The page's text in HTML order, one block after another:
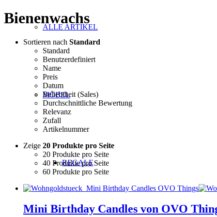
ALLE ARTIKEL
MÖBEL
REGALE
Bienenwachs
Sortieren nach Standard
Standard
Benutzerdefiniert
Name
Preis
Datum
Beliebtheit (Sales)
Durchschnittliche Bewertung
Relevanz
Zufall
Artikelnummer
Zeige 20 Produkte pro Seite
20 Produkte pro Seite
40 Produkte pro Seite
60 Produkte pro Seite
Mini Birthday Candles von OVO